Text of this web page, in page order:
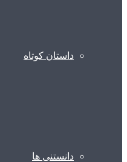
داستان کوتاه
دانستنی ها